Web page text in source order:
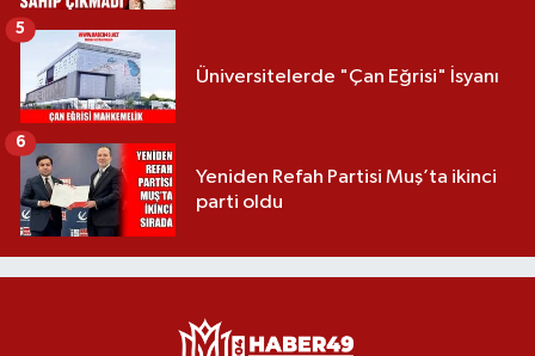
Üniversitelerde "Çan Eğrisi" İsyanı
5
Yeniden Refah Partisi Muş’ta ikinci
parti oldu
6